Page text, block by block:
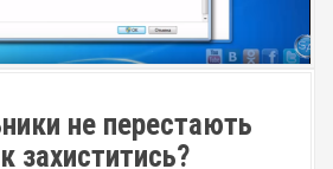
не перестають
захиститись?